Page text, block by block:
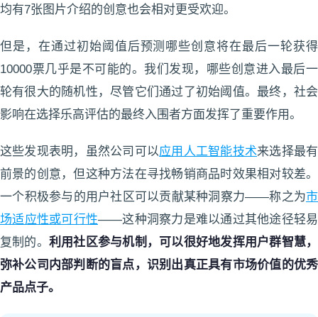
均有7张图片介绍的创意也会相对更受欢迎。
但是，在通过初始阈值后预测哪些创意将在最后一轮获得
10000票几乎是不可能的。我们发现，哪些创意进入最后一
轮有很大的随机性，尽管它们通过了初始阈值。最终，社会
影响在选择乐高评估的最终入围者方面发挥了重要作用。
这些发现表明，虽然公司可以应用人工智能技术来选择最有
前景的创意，但这种方法在寻找畅销商品时效果相对较差。
一个积极参与的用户社区可以贡献某种洞察力——称之为市
场适应性或可行性——这种洞察力是难以通过其他途径轻易
复制的。 利用社区参与机制，可以很好地发挥用户群智慧，
弥补公司内部判断的盲点，识别出真正具有市场价值的优秀
产品点子。